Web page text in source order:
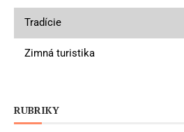
Tradície
Zimná turistika
RUBRIKY